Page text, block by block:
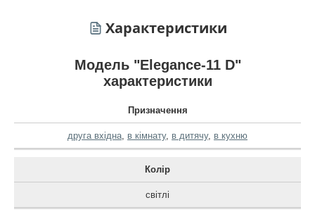
Характеристики
Модель "Elegance-11 D"
характеристики
Призначення
друга вхідна, в кімнату, в дитячу, в кухню
Колір
світлі